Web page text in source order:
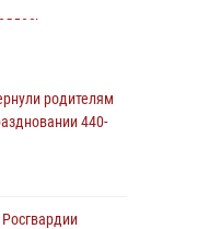
1
родителям
440-